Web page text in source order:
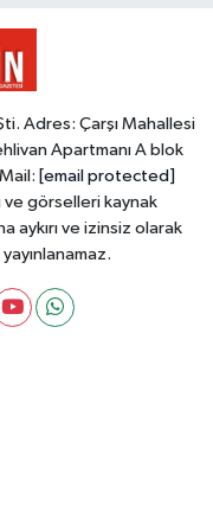
Adres: Çarşı Mahallesi
Apartmanı A blok
[email protected]
görselleri kaynak
aykırı ve izinsiz olarak